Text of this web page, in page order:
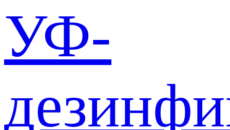
УФ-